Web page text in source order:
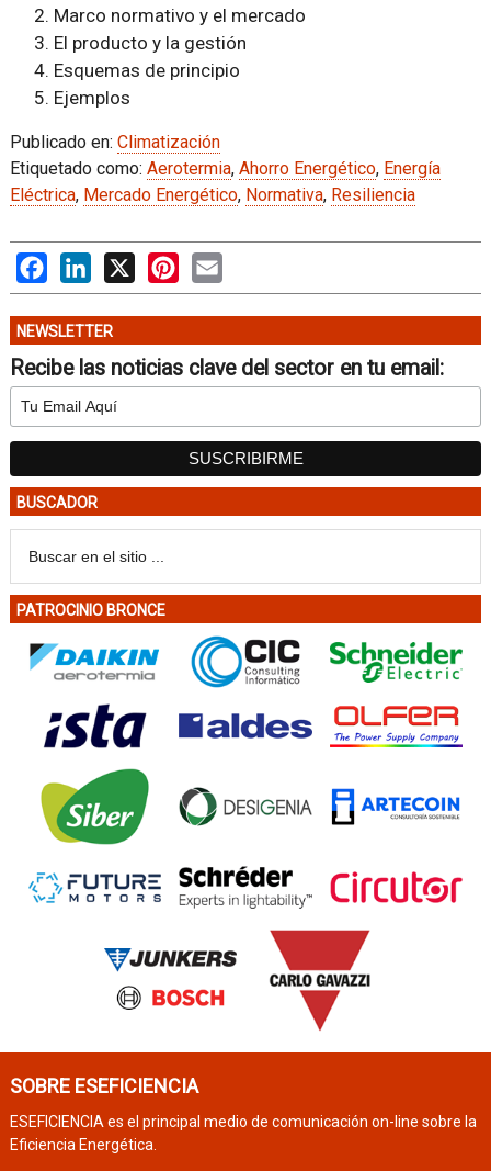
Marco normativo y el mercado
El producto y la gestión
Esquemas de principio
Ejemplos
Publicado en: Climatización
Etiquetado como: Aerotermia, Ahorro Energético, Energía
Eléctrica, Mercado Energético, Normativa, Resiliencia
FacebookLinkedIn
X PinterestEmail
NEWSLETTER
Recibe las noticias clave del sector en tu email:
BUSCADOR
PATROCINIO BRONCE
SOBRE ESEFICIENCIA
ESEFICIENCIA es el principal medio de comunicación on-line sobre la
Eficiencia Energética.